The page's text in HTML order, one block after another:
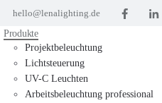
hello@lenalighting.de
Produkte
Projektbeleuchtung
Lichtsteuerung
UV-C Leuchten
Arbeitsbeleuchtung professional